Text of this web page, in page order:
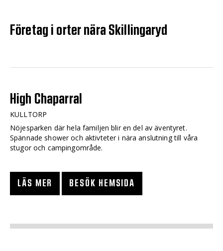
Företag i orter nära Skillingaryd
High Chaparral
KULLTORP
Nöjesparken där hela familjen blir en del av äventyret.
Spännade shower och aktivteter i nära anslutning till våra
stugor och campingområde.
LÄS MER BESÖK HEMSIDA